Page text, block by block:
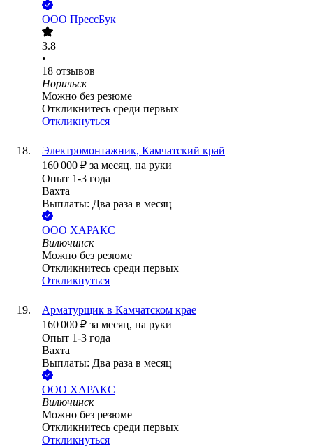
ООО ПрессБук
3.8
•
18 отзывов
Норильск
Можно без резюме
Откликнитесь среди первых
Откликнуться
Электромонтажник, Камчатский край
160 000 ₽ за месяц, на руки
Опыт 1-3 года
Вахта
Выплаты: Два раза в месяц
ООО ХАРАКС
Вилючинск
Можно без резюме
Откликнитесь среди первых
Откликнуться
Арматурщик в Камчатском крае
160 000 ₽ за месяц, на руки
Опыт 1-3 года
Вахта
Выплаты: Два раза в месяц
ООО ХАРАКС
Вилючинск
Можно без резюме
Откликнитесь среди первых
Откликнуться